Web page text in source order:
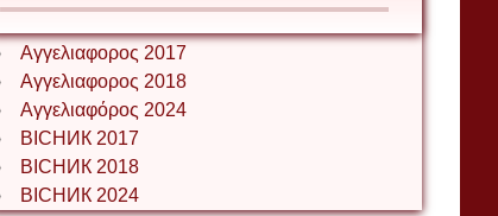
Αγγελιαφορος 2017
Αγγελιαφορος 2018
Αγγελιαφόρος 2024
ВІСНИК 2017
ВІСНИК 2018
ВІСНИК 2024